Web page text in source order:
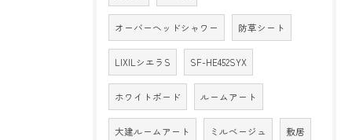
オーバーヘッドシャワー 防草シート
LIXILシエラS SF-HE452SYX
ホワイトボード ルームアート
大建ルームアート ミルベージュ 敷居